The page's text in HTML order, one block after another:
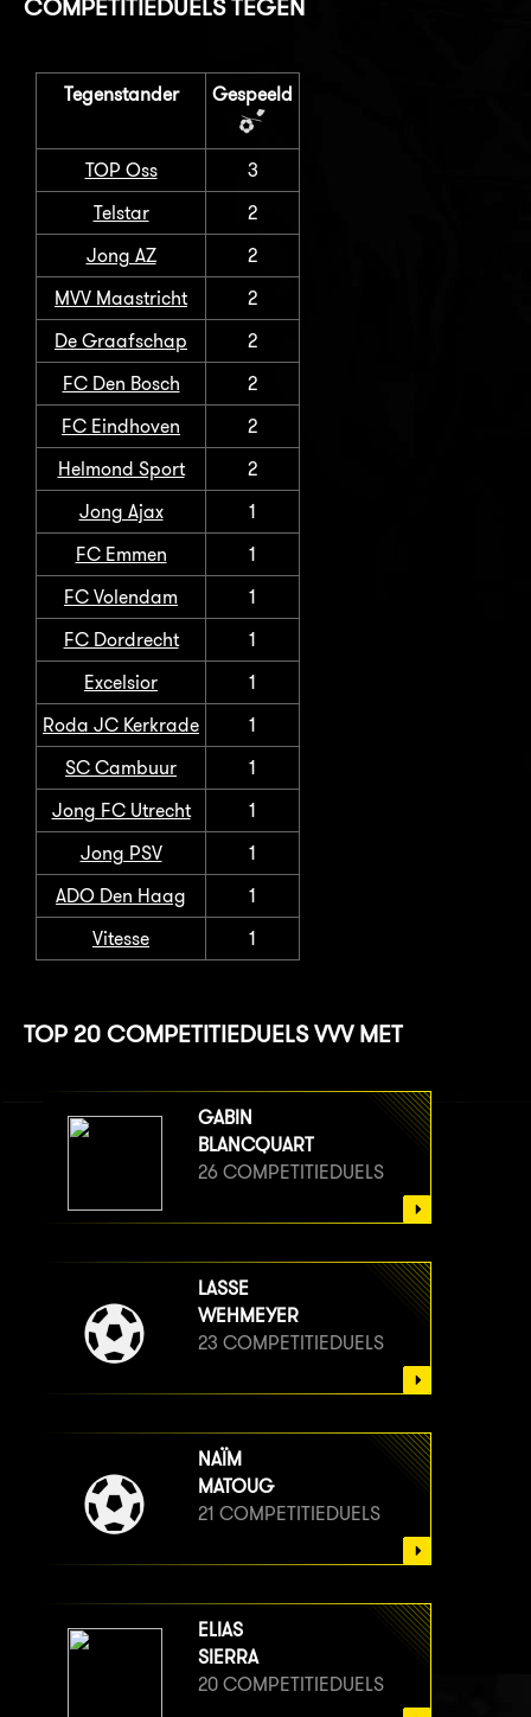
COMPETITIEDUELS TEGEN
Tegenstander Gespeeld
TOP Oss
3
Telstar
2
Jong AZ
2
MVV Maastricht
2
De Graafschap
2
FC Den Bosch
2
FC Eindhoven
2
Helmond Sport
2
Jong Ajax
1
FC Emmen
1
FC Volendam
1
FC Dordrecht
1
Excelsior
1
Roda JC Kerkrade
1
SC Cambuur
1
Jong FC Utrecht
1
Jong PSV
1
ADO Den Haag
1
Vitesse
1
TOP 20 COMPETITIEDUELS VVV MET
GABIN
BLANCQUART
26 COMPETITIEDUELS
LASSE
WEHMEYER
23 COMPETITIEDUELS
NAÏM
MATOUG
21 COMPETITIEDUELS
ELIAS
SIERRA
20 COMPETITIEDUELS